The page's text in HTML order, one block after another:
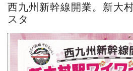
西九州新幹線開業。新大
スタ